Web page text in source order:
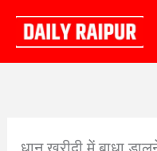
content